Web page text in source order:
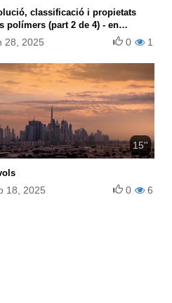
classificació i propietats
polímers (part 2 de 4) - en
28, 2025 1
0
15''
18, 2025 6
0